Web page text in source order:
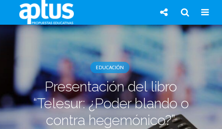
EDUCACIÓN
Presentación del libro
“Telesur: ¿Poder blando o
contra hegemónico?”